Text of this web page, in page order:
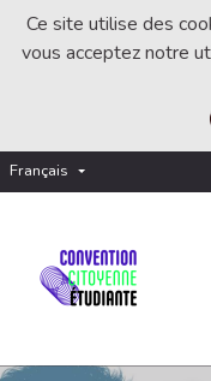
Ce site utilise des
vous acceptez notre
Français Choisir la langue